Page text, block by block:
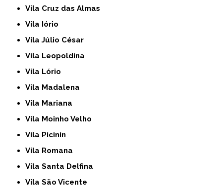
Vila Cruz das Almas
Vila Iório
Vila Júlio César
Vila Leopoldina
Vila Lório
Vila Madalena
Vila Mariana
Vila Moinho Velho
Vila Picinin
Vila Romana
Vila Santa Delfina
Vila São Vicente